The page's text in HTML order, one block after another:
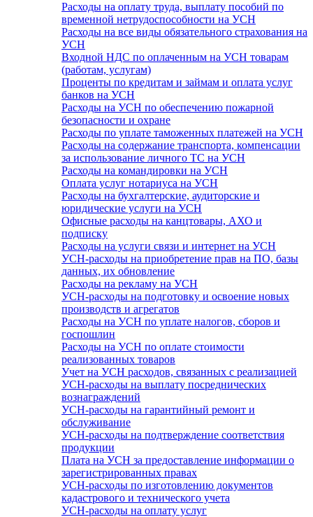
Расходы на оплату труда, выплату пособий по
временной нетрудоспособности на УСН
Расходы на все виды обязательного страхования на
УСН
Входной НДС по оплаченным на УСН товарам
(работам, услугам)
Проценты по кредитам и займам и оплата услуг
банков на УСН
Расходы на УСН по обеспечению пожарной
безопасности и охране
Расходы по уплате таможенных платежей на УСН
Расходы на содержание транспорта, компенсации
за использование личного ТС на УСН
Расходы на командировки на УСН
Оплата услуг нотариуса на УСН
Расходы на бухгалтерские, аудиторские и
юридические услуги на УСН
Офисные расходы на канцтовары, АХО и
подписку
Расходы на услуги связи и интернет на УСН
УСН-расходы на приобретение прав на ПО, базы
данных, их обновление
Расходы на рекламу на УСН
УСН-расходы на подготовку и освоение новых
производств и агрегатов
Расходы на УСН по уплате налогов, сборов и
госпошлин
Расходы на УСН по оплате стоимости
реализованных товаров
Учет на УСН расходов, связанных с реализацией
УСН-расходы на выплату посреднических
вознаграждений
УСН-расходы на гарантийный ремонт и
обслуживание
УСН-расходы на подтверждение соответствия
продукции
Плата на УСН за предоставление информации о
зарегистрированных правах
УСН-расходы по изготовлению документов
кадастрового и технического учета
УСН-расходы на оплату услуг